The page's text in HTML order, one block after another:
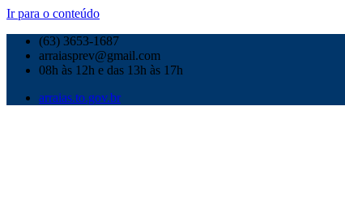
Ir para o conteúdo
(63) 3653-1687
arraiasprev@gmail.com
08h às 12h e das 13h às 17h
arraias.to.gov.br